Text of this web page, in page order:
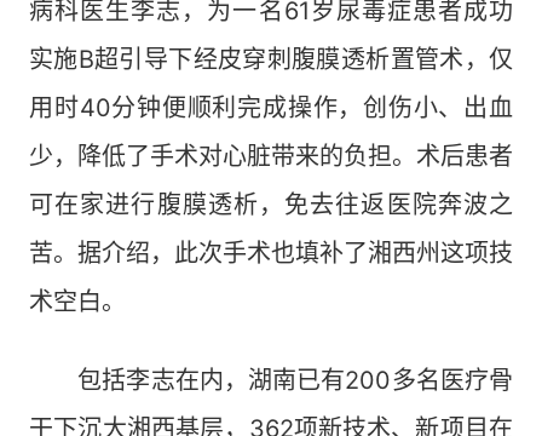
病科医生李志，为一名61岁尿毒症患者成功
实施B超引导下经皮穿刺腹膜透析置管术，仅
用时40分钟便顺利完成操作，创伤小、出血
少，降低了手术对心脏带来的负担。术后患者
可在家进行腹膜透析，免去往返医院奔波之
苦。据介绍，此次手术也填补了湘西州这项技
术空白。
包括李志在内，湖南已有200多名医疗骨
干下沉大湘西基层，362项新技术、新项目在